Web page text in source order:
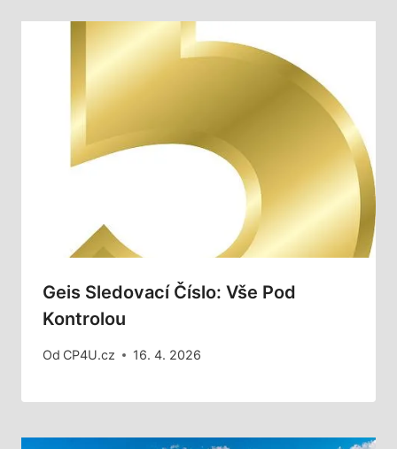
Geis Sledovací Číslo: Vše Pod
Kontrolou
Od CP4U.cz 16. 4. 2026